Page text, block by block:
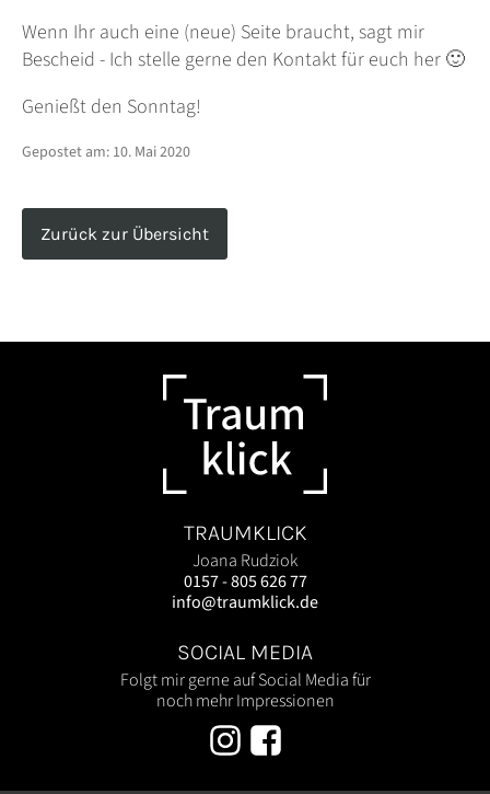
Wenn Ihr auch eine (neue) Seite braucht, sagt mir
Bescheid - Ich stelle gerne den Kontakt für euch her 🙂
Genießt den Sonntag!
Gepostet am: 10. Mai 2020
Zurück zur Übersicht
TRAUMKLICK
Joana Rudziok
0157 - 805 626 77
info@traumklick.de
SOCIAL MEDIA
Folgt mir gerne auf Social Media für
noch mehr Impressionen